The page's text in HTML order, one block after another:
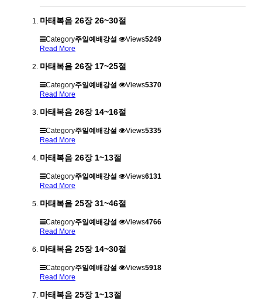
마태복음 26장 26~30절
Category주일예배강설 Views5249
Read More
마태복음 26장 17~25절
Category주일예배강설 Views5370
Read More
마태복음 26장 14~16절
Category주일예배강설 Views5335
Read More
마태복음 26장 1~13절
Category주일예배강설 Views6131
Read More
마태복음 25장 31~46절
Category주일예배강설 Views4766
Read More
마태복음 25장 14~30절
Category주일예배강설 Views5918
Read More
마태복음 25장 1~13절